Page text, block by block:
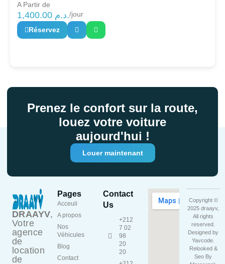
A Partir de
1,400.00 د.م./jour
Réservez
Prenez le confort sur la route,
louez votre voiture
aujourd'hui !
Louer maintenant
DRAAYV,
Votre
agence
de
location
de
Pages
Acceuil
A propos
Nos
Véhicules
Blog
Contact
Contact
Us
+212
7 02
98
20
20
Copyright ©
2025 draayv,
All rights
reserved.
Designed by
Yavcode
Relooked &
Seo By